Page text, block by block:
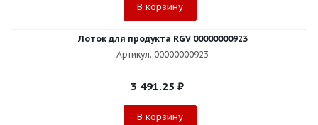
В корзину
Лоток для продукта RGV 00000000923
Артикул: 00000000923
3 491.25 ₽
В корзину